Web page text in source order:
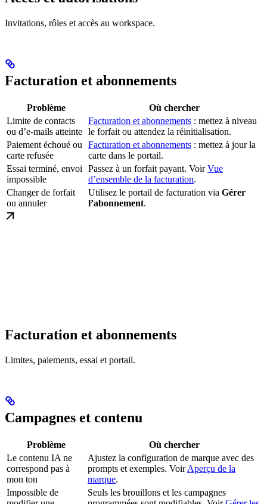
Invitations, rôles et accès au workspace.
Facturation et abonnements
Problème
Où chercher
Limite de contacts
ou d’e-mails atteinte
Facturation et abonnements : mettez à niveau
le forfait ou attendez la réinitialisation.
Paiement échoué ou
carte refusée
Facturation et abonnements : mettez à jour la
carte dans le portail.
Essai terminé, envoi
impossible
Passez à un forfait payant. VoirVue
d’ensemble de la facturation.
Changer de forfait
ou annuler
Utilisez le portail de facturation via Gérer
l’abonnement.
Facturation et abonnements
Limites, paiements, essai et portail.
Campagnes et contenu
Problème
Où chercher
Le contenu IA ne
correspond pas à
mon ton
Ajustez la configuration de marque avec des
prompts et exemples. VoirAperçu de la
marque.
Impossible de
Seuls les brouillons et les campagnes